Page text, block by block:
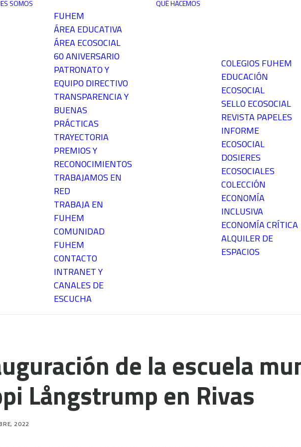
SOMOS
FUHEM
ÁREA EDUCATIVA
ÁREA ECOSOCIAL
60 ANIVERSARIO
PATRONATO Y
EQUIPO DIRECTIVO
TRANSPARENCIA Y
BUENAS
PRÁCTICAS
TRAYECTORIA
PREMIOS Y
RECONOCIMIENTOS
TRABAJAMOS EN
RED
TRABAJA EN
FUHEM
COMUNIDAD
FUHEM
CONTACTO
INTRANET Y
CANALES DE
ESCUCHA
QUÉ HACEMOS
COLEGIOS FUHEM
EDUCACIÓN
ECOSOCIAL
SELLO ECOSOCIAL
REVISTA PAPELES
INFORME
ECOSOCIAL
DOSIERES
ECOSOCIALES
COLECCIÓN
ECONOMÍA
INCLUSIVA
ECONOMÍA CRÍTICA
ALQUILER DE
ESPACIOS
de la escuela
Långstrump en Rivas
2022